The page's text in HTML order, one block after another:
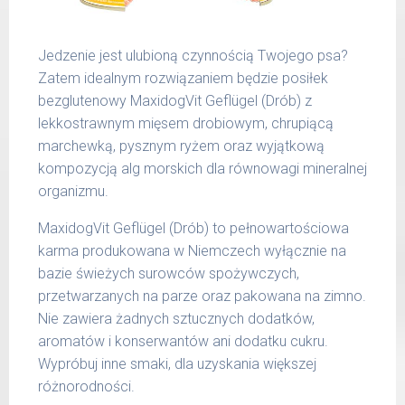
Podane liczby są wartościami orientacyjnymi.
Indywidualne potrzeby zależne są od rasy,
aktywności, warunków hodowli oraz innych
czynników.
Waga netto/Nr art.: 200 g/1000 | 400
g/1016 | 800 g/1024
Jedzenie jest ulubioną czynnością Twojego psa?
Zatem idealnym rozwiązaniem będzie posiłek
bezglutenowy MaxidogVit Geflügel (Drób) z
lekkostrawnym mięsem drobiowym, chrupiącą
marchewką, pysznym ryżem oraz wyjątkową
kompozycją alg morskich dla równowagi mineralnej
organizmu.
MaxidogVit Geflügel (Drób) to pełnowartościowa
karma produkowana w Niemczech wyłącznie na
bazie świeżych surowców spożywczych,
przetwarzanych na parze oraz pakowana na zimno.
Nie zawiera żadnych sztucznych dodatków,
aromatów i konserwantów ani dodatku cukru.
Wypróbuj inne smaki, dla uzyskania większej
różnorodności.